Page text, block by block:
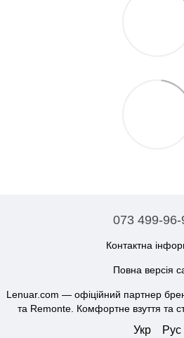
073 499-96-
Контактна
Повна версія
Lenuar.com — офіційний партнер
та Remonte. Комфортне взуття та
Укр Рус